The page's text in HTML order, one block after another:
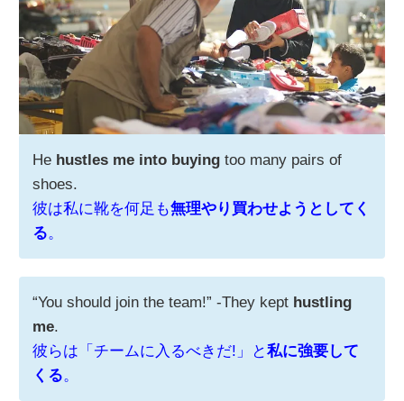
He hustles me into buyingtoo many pairs of
shoes.
彼は私に靴を何足も無理やり買わせようとしてく
る。
“You should join the team!” -They kept hustling
me.
彼らは「チームに入るべきだ!」と私に強要して
くる。